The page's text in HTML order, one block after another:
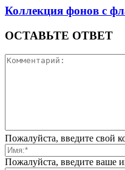
Коллекция фонов с
ОСТАВЬТЕ ОТВЕТ
Пожалуйста, введите свой
Пожалуйста, введите ваше